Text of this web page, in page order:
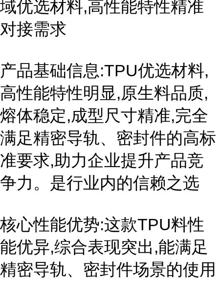
域优选材料,高性能特性精准
对接需求
产品基础信息:TPU优选材料,
高性能特性明显,原生料品质,
熔体稳定,成型尺寸精准,完全
满足精密导轨、密封件的高标
准要求,助力企业提升产品竞
争力。是行业内的信赖之选
核心性能优势:这款TPU料性
能优异,综合表现突出,能满足
精密导轨、密封件场景的使用